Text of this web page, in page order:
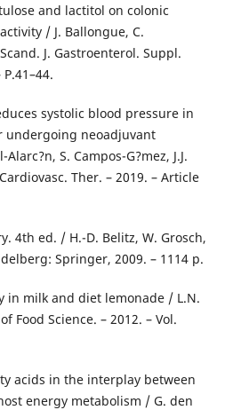
and lactitol on colonic
/ J. Ballongue, C.
J. Gastroenterol. Suppl.
systolic blood pressure in
undergoing neoadjuvant
S. Campos-G?mez, J.J.
Ther. – 2019. – Article
4th ed. / H.-D. Belitz, W. Grosch,
Springer, 2009. – 1114 р.
in milk and diet lemonade / L.N.
Food Science. – 2012. – Vol.
acids in the interplay between
energy metabolism / G. den